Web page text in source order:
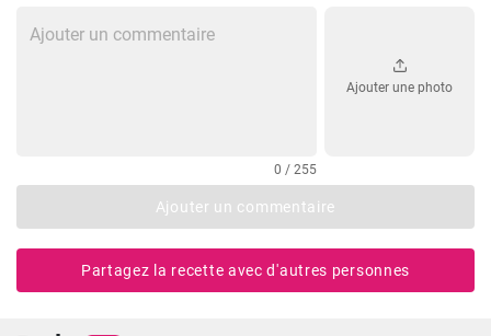
0 / 255
Ajouter une photo
Ajouter un commentaire
Partagez la recette avec d'autres personnes